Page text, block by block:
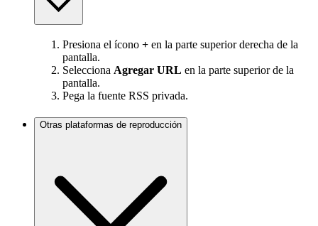
Presiona el ícono + en la parte superior derecha de la
pantalla.
Selecciona Agregar URL en la parte superior de la
pantalla.
Pega la fuente RSS privada.
Otras plataformas de reproducción